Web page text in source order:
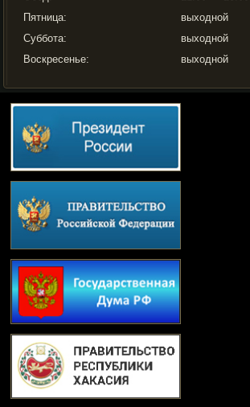
Пятница:
выходной
Суббота:
выходной
Воскресенье:
выходной